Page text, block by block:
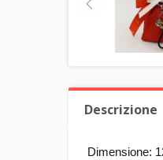
Descrizione
Dimensione: